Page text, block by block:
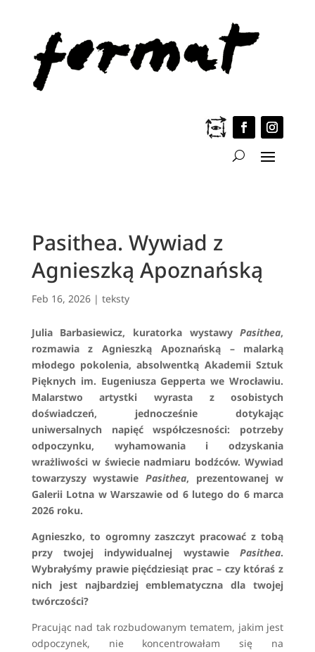
Pasithea. Wywiad z
Agnieszką Apoznańską
Feb 16, 2026| teksty
Julia Barbasiewicz, kuratorka wystawyPasithea,
rozmawia z Agnieszką Apoznańską – malarką
młodego pokolenia, absolwentką Akademii Sztuk
Pięknych im. Eugeniusza Gepperta we Wrocławiu.
Malarstwo artystki wyrasta z osobistych
doświadczeń, jednocześnie dotykając
uniwersalnych napięć współczesności: potrzeby
odpoczynku, wyhamowania i odzyskania
wrażliwości w świecie nadmiaru bodźców. Wywiad
towarzyszy wystawie Pasithea, prezentowanej w
Galerii Lotna w Warszawie od 6 lutego do 6 marca
2026 roku.
Agnieszko, to ogromny zaszczyt pracować z tobą
przy twojej indywidualnej wystawiePasithea.
Wybrałyśmy prawie pięćdziesiąt prac – czy któraś z
nich jest najbardziej emblematyczna dla twojej
twórczości?
Pracując nad tak rozbudowanym tematem, jakim jest
odpoczynek, nie koncentrowałam się na